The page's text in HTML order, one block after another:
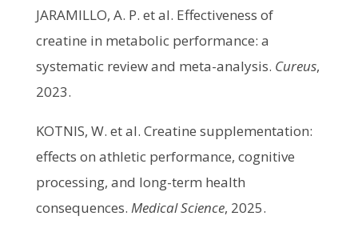
JARAMILLO, A. P. et al. Effectiveness of
creatine in metabolic performance: a
systematic review and meta-analysis. Cureus,
2023.
KOTNIS, W. et al. Creatine supplementation:
effects on athletic performance, cognitive
processing, and long-term health
consequences. Medical Science, 2025.